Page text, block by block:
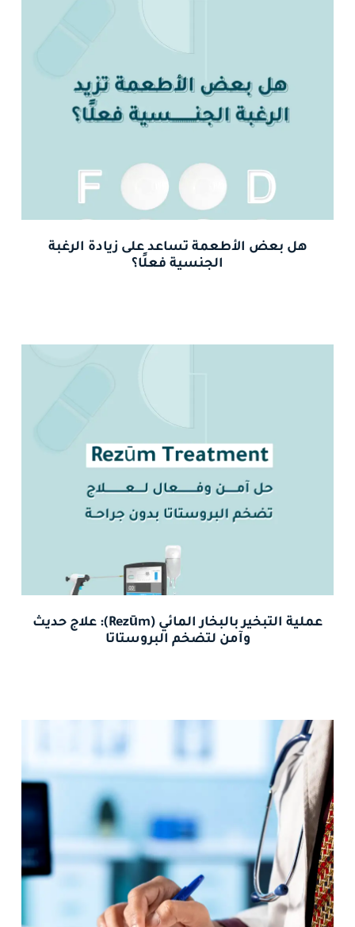
هل بعض الأطعمة تساعد على زيادة الرغبة
الجنسية فعلًا؟
عملية التبخير بالبخار المائي (Rezūm): علاج حديث
وآمن لتضخم البروستاتا